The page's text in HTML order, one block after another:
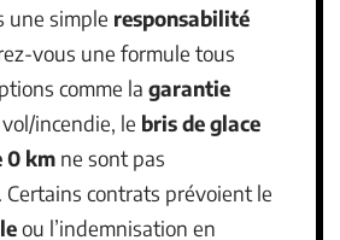
une simple responsabilité
vous une formule tous
comme la garantie
vol/incendie, le bris de glace
0 km ne sont pas
contrats prévoient le
ou l’indemnisation en